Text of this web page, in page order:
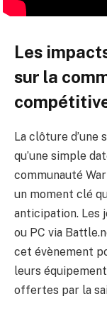
Les
sur la
La clôture d’une
qu’une simple
communauté
un moment clé
anticipation. Les
ou PC via
cet évènement
leurs
offertes par la